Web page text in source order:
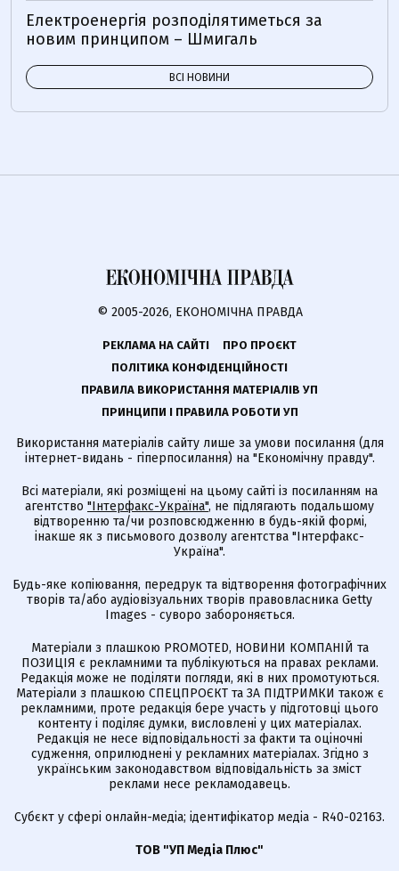
Електроенергія розподілятиметься за
новим принципом – Шмигаль
ВСІ НОВИНИ
© 2005-2026, ЕКОНОМІЧНА ПРАВДА
РЕКЛАМА НА САЙТІ
ПРО ПРОЄКТ
ПОЛІТИКА КОНФІДЕНЦІЙНОСТІ
ПРАВИЛА ВИКОРИСТАННЯ МАТЕРІАЛІВ УП
ПРИНЦИПИ І ПРАВИЛА РОБОТИ УП
Використання матеріалів сайту лише за умови посилання (для
інтернет-видань - гіперпосилання) на "Економічну правду".
Всі матеріали, які розміщені на цьому сайті із посиланням на
агентство "Інтерфакс-Україна", не підлягають подальшому
відтворенню та/чи розповсюдженню в будь-якій формі,
інакше як з письмового дозволу агентства "Інтерфакс-
Україна".
Будь-яке копіювання, передрук та відтворення фотографічних
творів та/або аудіовізуальних творів правовласника Getty
Images - суворо забороняється.
Матеріали з плашкою PROMOTED, НОВИНИ КОМПАНІЙ та
ПОЗИЦІЯ є рекламними та публікуються на правах реклами.
Редакція може не поділяти погляди, які в них промотуються.
Матеріали з плашкою СПЕЦПРОЄКТ та ЗА ПІДТРИМКИ також є
рекламними, проте редакція бере участь у підготовці цього
контенту і поділяє думки, висловлені у цих матеріалах.
Редакція не несе відповідальності за факти та оціночні
судження, оприлюднені у рекламних матеріалах. Згідно з
українським законодавством відповідальність за зміст
реклами несе рекламодавець.
Cубєкт у сфері онлайн-медіа; ідентифікатор медіа - R40-02163.
ТОВ "УП Медіа Плюс"